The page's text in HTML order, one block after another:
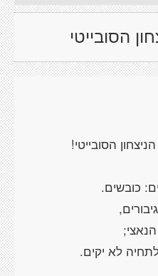
הסובייטי
הסובייטי!
כובשים.
לא יקים.